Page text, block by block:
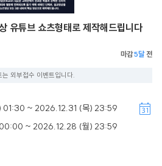
유튜브 쇼츠형태로 제작해드립니다
5달
는 외부접수 이벤트입니다.
~ 2026.12.31 (목) 23:59
~ 2026.12.28 (월) 23:59